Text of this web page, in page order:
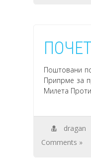
Поштовани
Припрме за
Милета
dragan
Comments »